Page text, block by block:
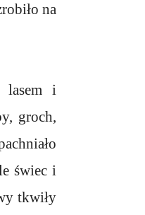
na
lasem i
groch,
świec i
tkwiły